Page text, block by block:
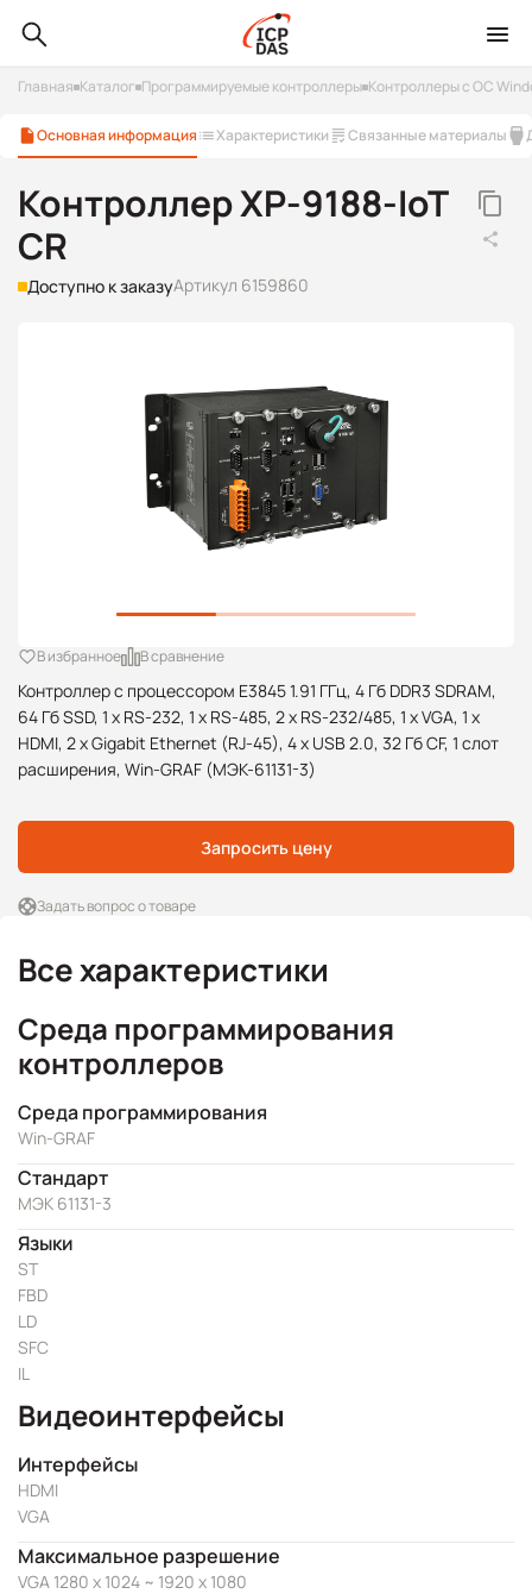
Главная Каталог Программируемые контроллеры Контроллеры с ОС
Основная информация Характеристики Связанные материалы
Контроллер XP-9188-IoT
CR
Доступно к заказуАртикул 6159860
Контроллер с процессором E3845 1.91 ГГц, 4 Гб DDR3 SDRAM,
64 Гб SSD, 1 x RS-232, 1 x RS-485, 2 x RS-232/485, 1 x VGA, 1 x
HDMI, 2 x Gigabit Ethernet (RJ-45), 4 x USB 2.0, 32 Гб CF, 1 слот
расширения, Win-GRAF (МЭК-61131-3)
В избранное В сравнение
Запросить цену
Задать вопрос о товаре
Все характеристики
Среда программирования
контроллеров
Среда программирования
Win-GRAF
Стандарт
МЭК 61131-3
Языки
ST
FBD
LD
SFC
IL
Видеоинтерфейсы
Интерфейсы
HDMI
VGA
Максимальное разрешение
VGA 1280 x 1024 ~ 1920 x 1080